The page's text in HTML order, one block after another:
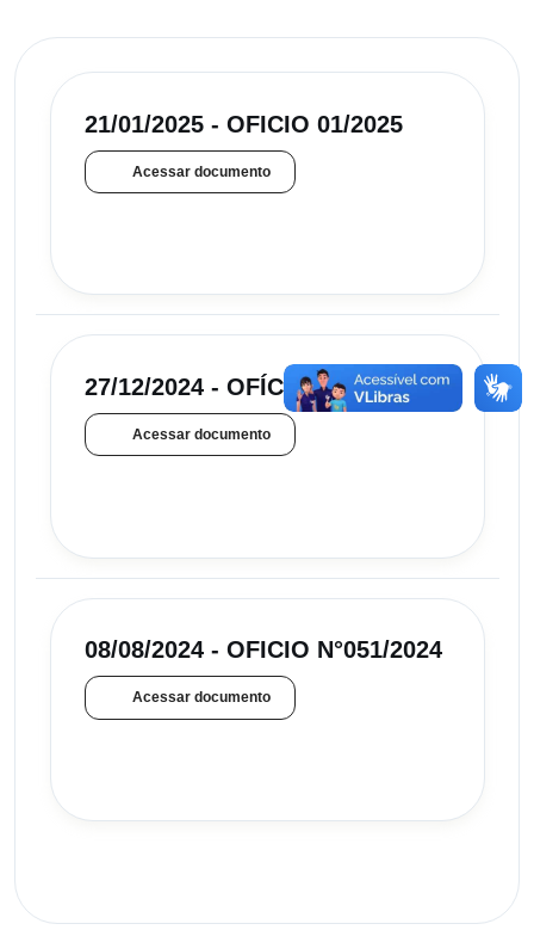
21/01/2025 - OFICIO 01/2025
Acessar documento
27/12/2024 - OFÍCIO Nº 11/2024
Acessar documento
08/08/2024 - OFICIO N°051/2024
Acessar documento